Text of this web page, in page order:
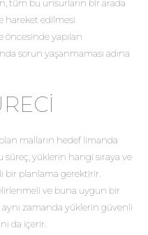
tüm bu unsurların bir arada
hareket edilmesi
öncesinde yapılan
sorun yaşanmaması adına
malların hedef limanda
yüklerin hangi sıraya ve
bir planlama gerektirir.
ve buna uygun bir
zamanda yüklerin güvenli
da içerir.